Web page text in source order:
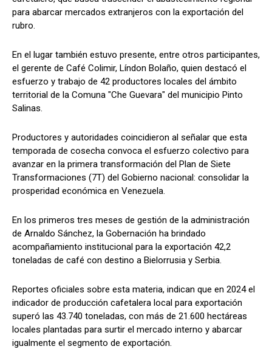
para abarcar mercados extranjeros con la exportación del
rubro.
En el lugar también estuvo presente, entre otros participantes,
el gerente de Café Colimir, Líndon Bolaño, quien destacó el
esfuerzo y trabajo de 42 productores locales del ámbito
territorial de la Comuna "Che Guevara" del municipio Pinto
Salinas.
Productores y autoridades coincidieron al señalar que esta
temporada de cosecha convoca el esfuerzo colectivo para
avanzar en la primera transformación del Plan de Siete
Transformaciones (7T) del Gobierno nacional: consolidar la
prosperidad económica en Venezuela.
En los primeros tres meses de gestión de la administración
de Arnaldo Sánchez, la Gobernación ha brindado
acompañamiento institucional para la exportación 42,2
toneladas de café con destino a Bielorrusia y Serbia.
Reportes oficiales sobre esta materia, indican que en 2024 el
indicador de producción cafetalera local para exportación
superó las 43.740 toneladas, con más de 21.600 hectáreas
locales plantadas para surtir el mercado interno y abarcar
igualmente el segmento de exportación.